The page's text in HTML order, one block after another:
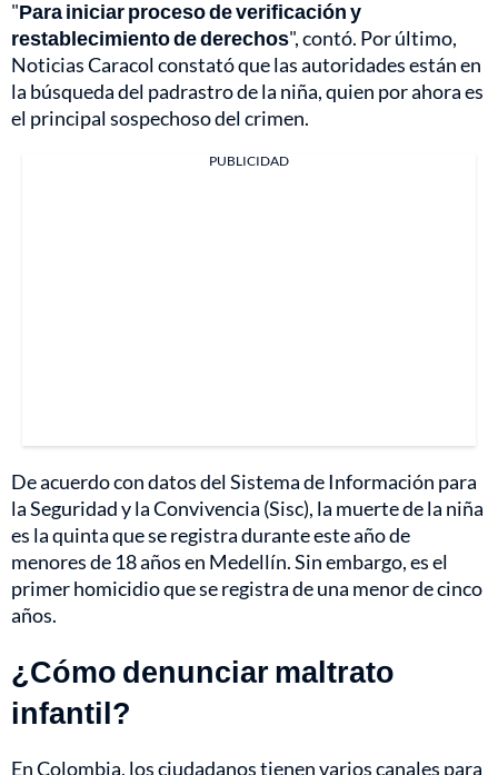
"Para iniciar proceso de verificación y
restablecimiento de derechos", contó. Por último,
Noticias Caracol constató que las autoridades están en
la búsqueda del padrastro de la niña, quien por ahora es
el principal sospechoso del crimen.
PUBLICIDAD
De acuerdo con datos del Sistema de Información para
la Seguridad y la Convivencia (Sisc), la muerte de la niña
es la quinta que se registra durante este año de
menores de 18 años en Medellín. Sin embargo, es el
primer homicidio que se registra de una menor de cinco
años.
¿Cómo denunciar maltrato
infantil?
En Colombia, los ciudadanos tienen varios canales para